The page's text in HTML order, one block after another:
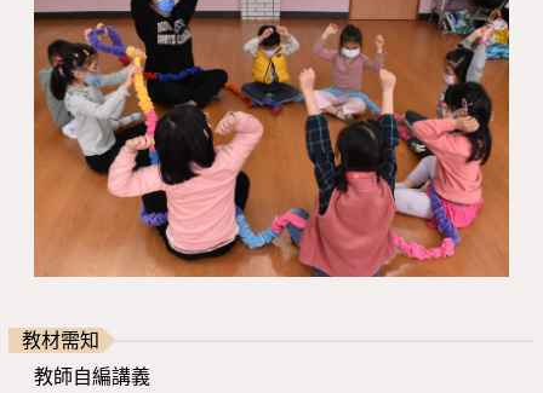
教材需知
教師自編講義